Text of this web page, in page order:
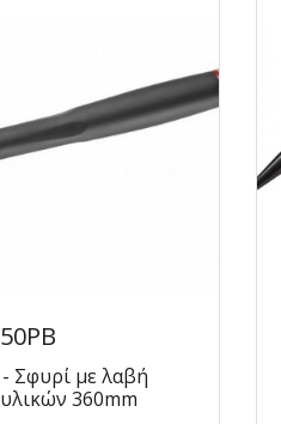
- Σφυρί με λαβή
360mm